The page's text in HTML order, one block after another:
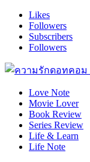
Likes
Followers
Subscribers
Followers
Love Note
Movie Lover
Book Review
Series Review
Life & Learn
Life Note